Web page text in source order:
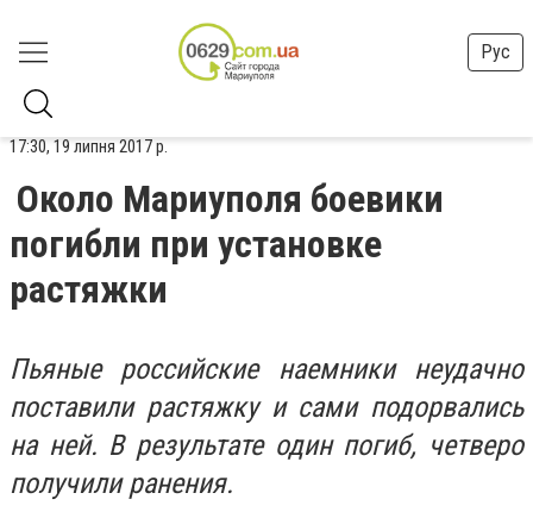
Рус
17:30, 19 липня 2017 р.
Около Мариуполя боевики
погибли при установке
растяжки
Пьяные российские наемники неудачно
поставили растяжку и сами подорвались
на ней. В результате один погиб, четверо
получили ранения.